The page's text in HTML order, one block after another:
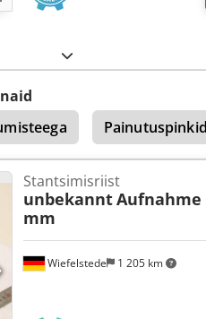
Wiefelstede 1 205 km
Stantsimisriist
unbekannt
mm